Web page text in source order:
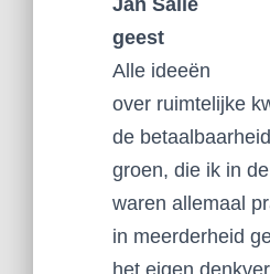
Jan Salie
geest
Alle ideeën
over ruimtelijke
de
groen, die ik in
waren allemaal
in meerderheid
het eigen